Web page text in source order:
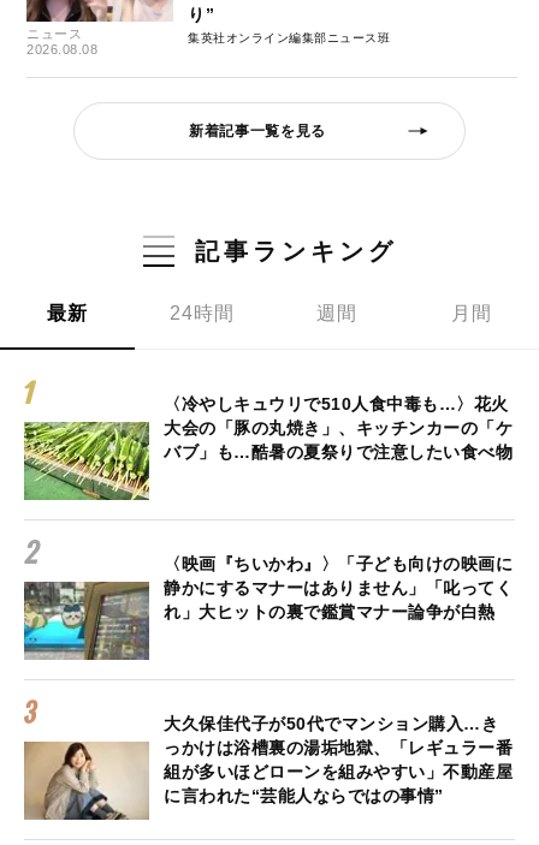
ニュース
2026.08.08
り”
集英社オンライン編集部ニュース班
新着記事一覧を見る
記事ランキング
最新 24時間 週間 月間
〈冷やしキュウリで510人食中毒も…〉花火
大会の「豚の丸焼き」、キッチンカーの「ケ
バブ」も…酷暑の夏祭りで注意したい食べ物
〈映画『ちいかわ』〉「子ども向けの映画に
静かにするマナーはありません」「叱ってく
れ」大ヒットの裏で鑑賞マナー論争が白熱
大久保佳代子が50代でマンション購入…き
っかけは浴槽裏の湯垢地獄、「レギュラー番
組が多いほどローンを組みやすい」不動産屋
に言われた“芸能人ならではの事情”